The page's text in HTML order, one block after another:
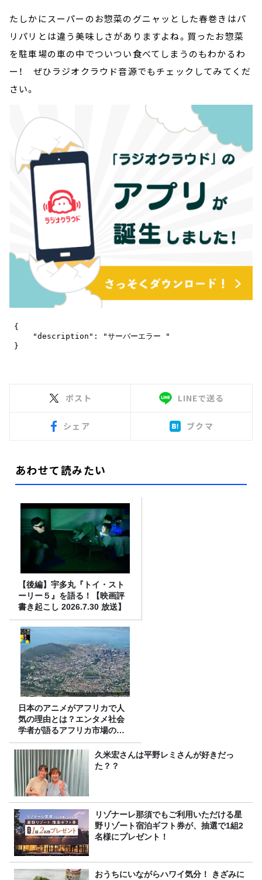
たしかにスーパーのお惣菜のグニャッとした春巻きはパ
リパリとは違う美味しさがありますよね。買ったお惣菜
を駐車場の車の中でついつい食べてしまうのもわかるわ
ー！ ぜひラジオクラウド音源でもチェックしてみてくだ
さい。
ポスト LINEで送る
シェア ブクマ
あわせて読みたい
【後編】宇多丸『トイ・スト
ーリー５』を語る！【映画評
書き起こし 2026.7.30 放送】
日本のアニメがアフリカで人
気の理由とは？エンタメ社会
学者が語るアフリカ市場のリ
アル
久米宏さんは平野レミさんが好きだっ
た？？
リゾナーレ那須でもご利用いただける星
野リゾート宿泊ギフト券が、抽選で1組2
名様にプレゼント！
おうちにいながらハワイ気分！ きざみに